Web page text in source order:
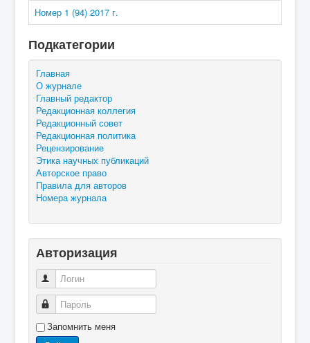
Номер 1 (94) 2017 г.
Подкатегории
Главная
О журнале
Главный редактор
Редакционная коллегия
Редакционный совет
Редакционная политика
Рецензирование
Этика научных публикаций
Авторское право
Правила для авторов
Номера журнала
Авторизация
Логин
Пароль
Запомнить меня